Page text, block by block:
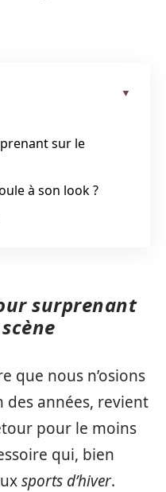
sur le
à son look ?
surprenant
que nous n’osions
années, revient
pour le moins
qui, bien
sports d’hiver.